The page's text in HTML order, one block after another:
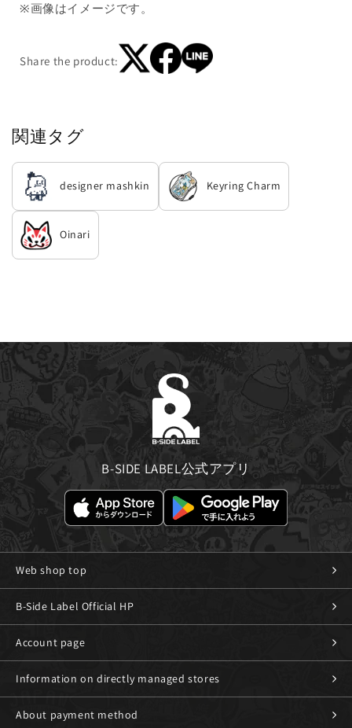
※画像はイメージです。
Share the product:
関連タグ
designer mashkin Keyring Charm
Oinari
Web shop top
B-Side Label Official HP
Account page
Information on directly managed stores
About payment method
B-SIDE LABEL公式アプリ